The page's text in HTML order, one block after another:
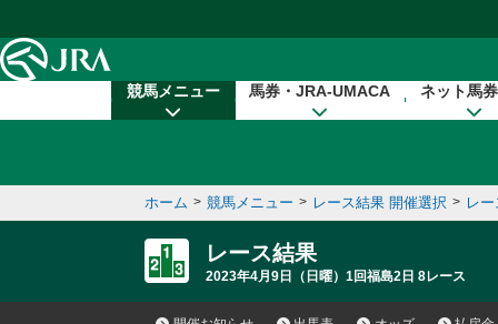
競馬メニュー 馬券・JRA-UMACA ネット馬
ホーム > 競馬メニュー > レース結果 開催選択 > レ
レース結果
2023年4月9日（日曜）1回福島2日 8レース